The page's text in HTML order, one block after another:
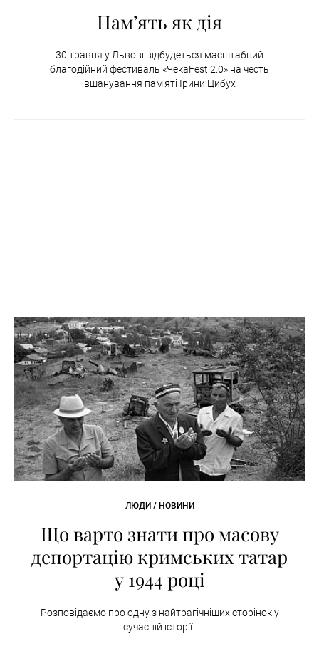
Пам’ять як дія
30 травня у Львові відбудеться масштабний
благодійний фестиваль «ЧекаFest 2.0» на честь
вшанування пам’яті Ірини Цибух
ЛЮДИ / НОВИНИ
Що варто знати про масову
депортацію кримських татар
у 1944 році
Розповідаємо про одну з найтрагічніших сторінок у
сучасній історії